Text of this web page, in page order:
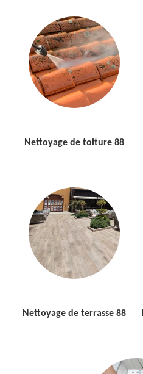
Nettoyage de toiture 88
Nettoyage de terrasse 88